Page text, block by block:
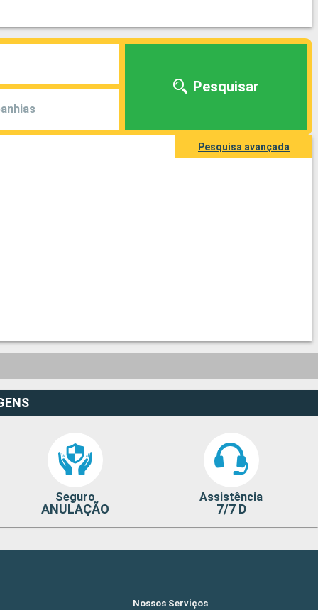
Pesquisar
Pesquisa avançada
Seguro
ANULAÇÃO
Assistência
7/7 D
Nossos Serviços